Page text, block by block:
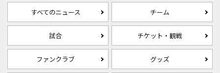
すべてのニュース チーム
試合 チケット・観戦
ファンクラブ グッズ